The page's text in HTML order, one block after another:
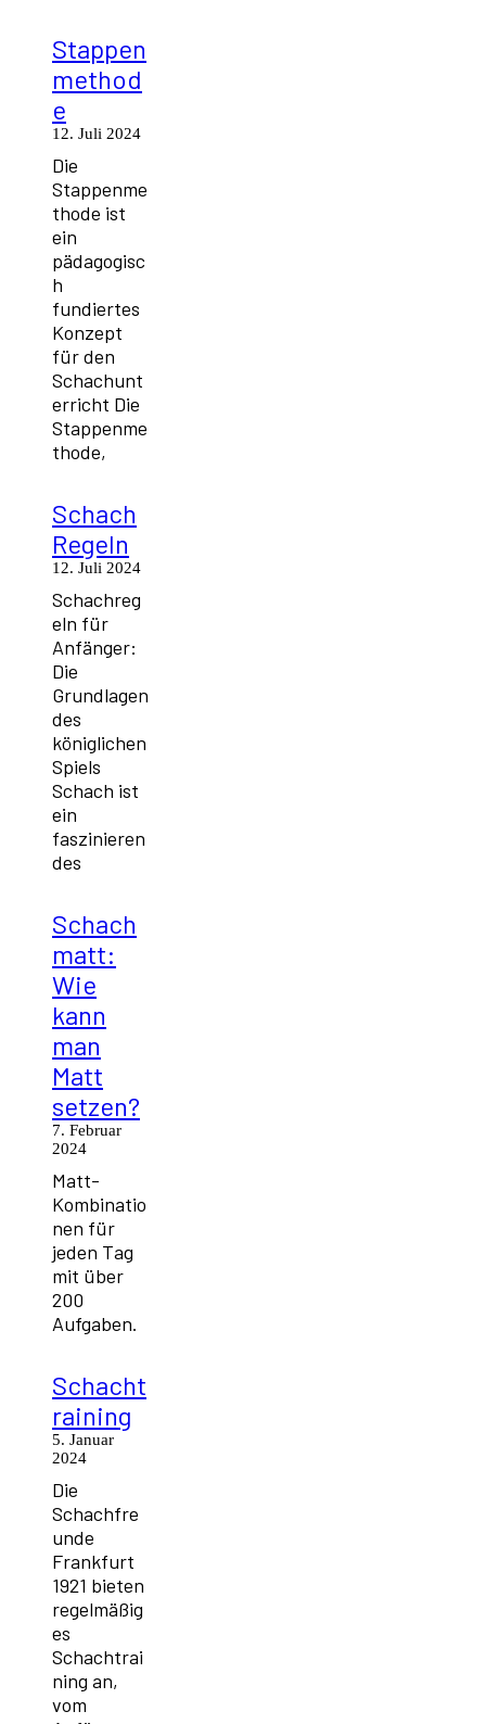
Stappen
method
e
12. Juli 2024
Die
Stappenme
thode ist
ein
pädagogisc
h
fundiertes
Konzept
für den
Schachunt
erricht Die
Stappenme
thode,
Schach
Regeln
12. Juli 2024
Schachreg
eln für
Anfänger:
Die
Grundlagen
des
königlichen
Spiels
Schach ist
ein
faszinieren
des
Schach
matt:
Wie
kann
man
Matt
setzen?
7. Februar
2024
Matt-
Kombinatio
nen für
jeden Tag
mit über
200
Aufgaben.
Schacht
raining
5. Januar
2024
Die
Schachfre
unde
Frankfurt
1921 bieten
regelmäßig
es
Schachtrai
ning an,
vom